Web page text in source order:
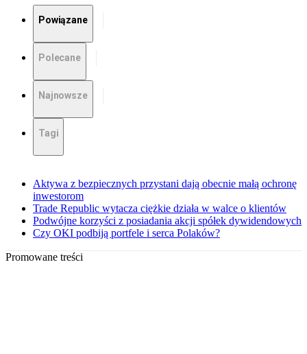
Powiązane
Polecane
Najnowsze
Tagi
Aktywa z bezpiecznych przystani dają obecnie małą ochronę
inwestorom
Trade Republic wytacza ciężkie działa w walce o klientów
Podwójne korzyści z posiadania akcji spółek dywidendowych
Czy OKI podbiją portfele i serca Polaków?
Promowane treści